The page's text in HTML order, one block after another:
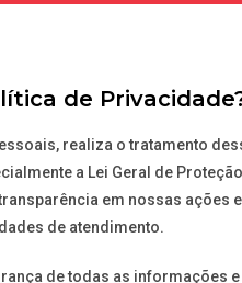
de
realiza o tratamento
a Lei Geral de
em nossas
de atendimento.
de todas as